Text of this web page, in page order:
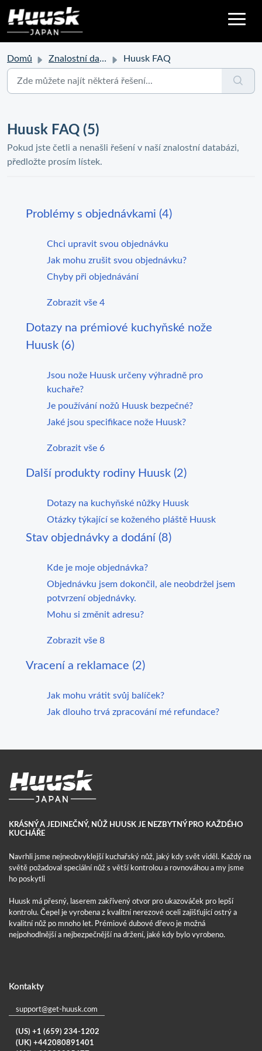
Domů Znalostní databáze Huusk FAQ
Huusk FAQ (5)
Pokud jste četli a nenašli řešení v naší znalostní databázi,
předložte prosím lístek.
Problémy s objednávkami (4)
Chci upravit svou objednávku
Jak mohu zrušit svou objednávku?
Chyby při objednávání
Zobrazit vše 4
Dotazy na prémiové kuchyňské nože
Huusk (6)
Jsou nože Huusk určeny výhradně pro
kuchaře?
Je používání nožů Huusk bezpečné?
Jaké jsou specifikace nože Huusk?
Zobrazit vše 6
Další produkty rodiny Huusk (2)
Dotazy na kuchyňské nůžky Huusk
Otázky týkající se koženého pláště Huusk
Stav objednávky a dodání (8)
Kde je moje objednávka?
Objednávku jsem dokončil, ale neobdržel jsem
potvrzení objednávky.
Mohu si změnit adresu?
Zobrazit vše 8
Vracení a reklamace (2)
Jak mohu vrátit svůj balíček?
Jak dlouho trvá zpracování mé refundace?
KRÁSNÝ A JEDINEČNÝ, NŮŽ HUUSK JE NEZBYTNÝ PRO KAŽDÉHO
KUCHÁŘE
Navrhli jsme nejneobvyklejší kuchařský nůž, jaký kdy svět viděl. Každý na
světě požadoval speciální nůž s větší kontrolou a rovnováhou a my jsme
ho poskytli
Huusk má přesný, laserem zakřivený otvor pro ukazováček pro lepší
kontrolu. Čepel je vyrobena z kvalitní nerezové oceli zajišťující ostrý a
kvalitní nůž po mnoho let. Prémiové dubové dřevo je možná
nejpohodlnější a nejbezpečnější na držení, jaké kdy bylo vyrobeno.
Kontakty
support@get-huusk.com
(US) +1 (659) 234-1202
(UK) +442080891401